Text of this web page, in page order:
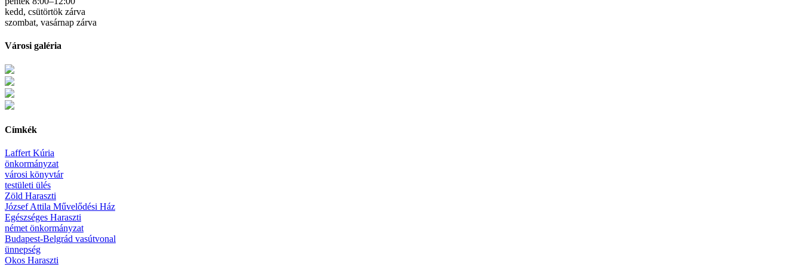
kedd, csütörtök zárva
szombat, vasárnap zárva
Városi galéria
Címkék
Laffert Kúria
önkormányzat
városi könyvtár
testületi ülés
Zöld Haraszti
József Attila Művelődési Ház
Egészséges Haraszti
német önkormányzat
Budapest-Belgrád vasútvonal
ünnepség
Okos Haraszti